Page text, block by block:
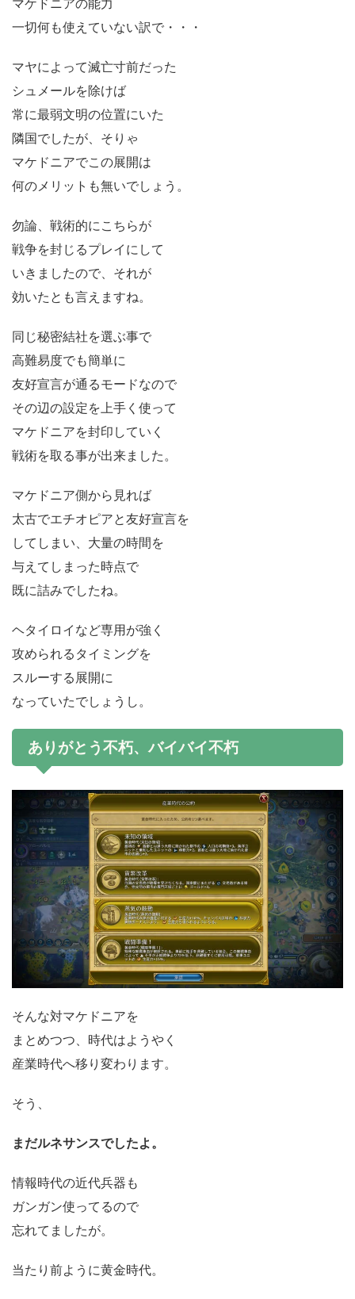
一切何も使えていない訳で・・・
マヤによって滅亡寸前だった
シュメールを除けば
常に最弱文明の位置にいた
隣国でしたが、そりゃ
マケドニアでこの展開は
何のメリットも無いでしょう。
勿論、戦術的にこちらが
戦争を封じるプレイにして
いきましたので、それが
効いたとも言えますね。
同じ秘密結社を選ぶ事で
高難易度でも簡単に
友好宣言が通るモードなので
その辺の設定を上手く使って
マケドニアを封印していく
戦術を取る事が出来ました。
マケドニア側から見れば
太古でエチオピアと友好宣言を
してしまい、大量の時間を
与えてしまった時点で
既に詰みでしたね。
ヘタイロイなど専用が強く
攻められるタイミングを
スルーする展開に
なっていたでしょうし。
ありがとう不朽、バイバイ不朽
そんな対マケドニアを
まとめつつ、時代はようやく
産業時代へ移り変わります。
そう、
まだルネサンスでしたよ。
情報時代の近代兵器も
ガンガン使ってるので
忘れてましたが。
当たり前ように黄金時代。